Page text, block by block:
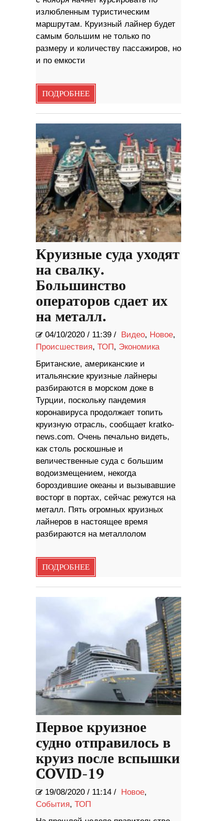
излюбленным туристическим
маршрутам. Круизный лайнер будет
самым большим не только по
размеру и количеству пассажиров, но
и по емкости
ПОДРОБНЕЕ
Круизные суда уходят
на свалку.
Большинство
операторов сдает их
на металл.
04/10/2020 / 11:39 / Видео, Новое,
Происшествия, ТОП, Экономика
Британские, американские и
итальянские круизные лайнеры
разбираются в морском доке в
Турции, поскольку пандемия
коронавируса продолжает топить
круизную отрасль, сообщает kratko-
news.com. Очень печально видеть,
как столь роскошные и
величественные суда с большим
водоизмещением, некогда
бороздившие океаны и вызывавшие
восторг в портах, сейчас режутся на
металл. Пять огромных круизных
лайнеров в настоящее время
разбираются на металлолом
ПОДРОБНЕЕ
Первое круизное
судно отправилось в
круиз после вспышки
COVID-19
19/08/2020 / 11:14 / Новое,
События, ТОП